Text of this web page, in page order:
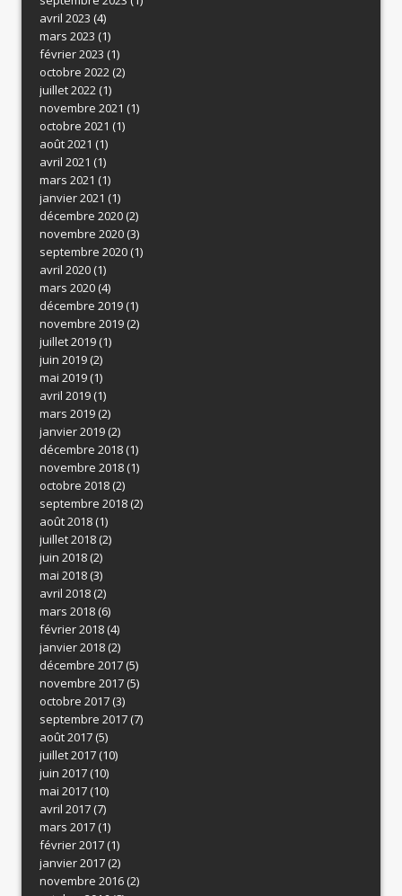
avril 2023 (4)
mars 2023 (1)
février 2023 (1)
octobre 2022(2)
juillet 2022(1)
novembre 2021 (1)
octobre 2021 (1)
août 2021 (1)
avril 2021 (1)
mars 2021 (1)
janvier 2021 (1)
décembre 2020(2)
novembre 2020(3)
septembre 2020(1)
avril 2020(1)
mars 2020(4)
décembre 2019(1)
novembre 2019(2)
juillet 2019(1)
juin 2019(2)
mai 2019(1)
avril 2019(1)
mars 2019(2)
janvier 2019(2)
décembre 2018(1)
novembre 2018(1)
octobre 2018(2)
septembre 2018(2)
août 2018(1)
juillet 2018(2)
juin 2018(2)
mai 2018(3)
avril 2018(2)
mars 2018(6)
février 2018(4)
janvier 2018(2)
décembre 2017(5)
novembre 2017(5)
octobre 2017(3)
septembre 2017(7)
août 2017(5)
juillet 2017(10)
juin 2017(10)
mai 2017(10)
avril 2017(7)
mars 2017(1)
février 2017(1)
janvier 2017(2)
novembre 2016(2)